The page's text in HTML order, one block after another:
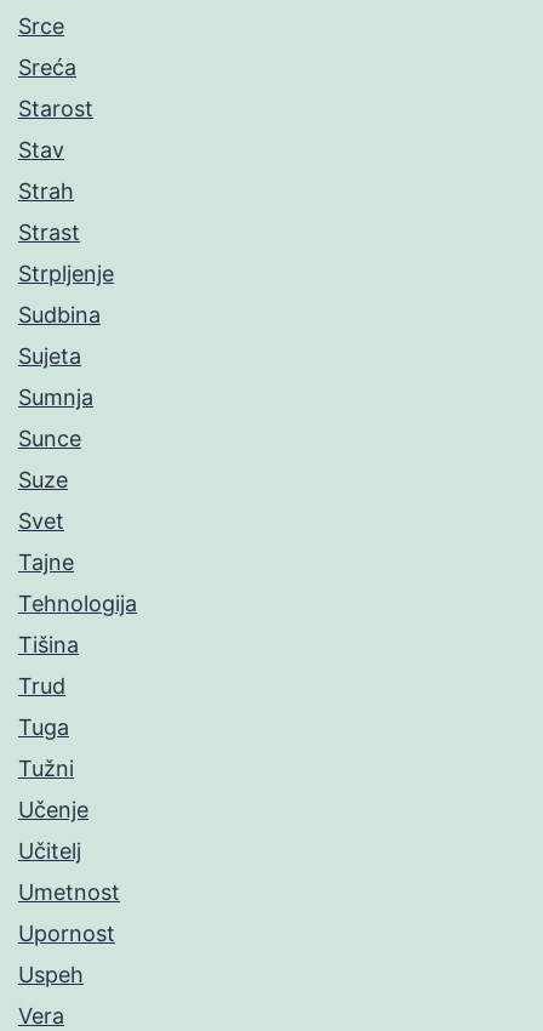
Srce
Sreća
Starost
Stav
Strah
Strast
Strpljenje
Sudbina
Sujeta
Sumnja
Sunce
Suze
Svet
Tajne
Tehnologija
Tišina
Trud
Tuga
Tužni
Učenje
Učitelj
Umetnost
Upornost
Uspeh
Vera